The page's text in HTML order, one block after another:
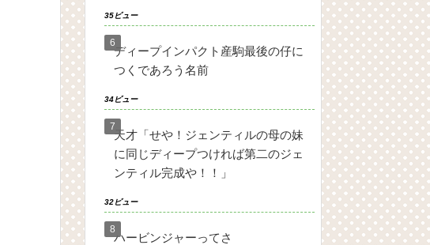
35ビュー
ディープインパクト産駒最後の仔に
つくであろう名前
34ビュー
天才「せや！ジェンティルの母の妹
に同じディープつければ第二のジェ
ンティル完成や！！」
32ビュー
ハービンジャーってさ